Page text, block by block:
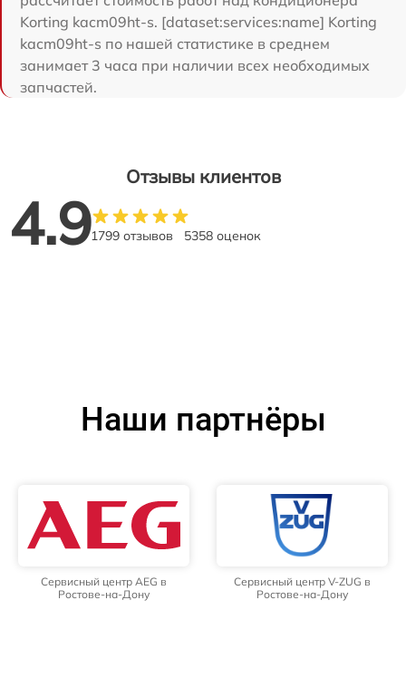
Korting kacm09ht-s. [dataset:services:name] Korting
kacm09ht-s по нашей статистике в среднем
занимает 3 часа при наличии всех необходимых
запчастей.
Отзывы клиентов
4.91799 отзывов 5358 оценок
Наши партнёры
Сервисный центр AEG в
Ростове-на-Дону
Сервисный центр V-ZUG в
Ростове-на-Дону